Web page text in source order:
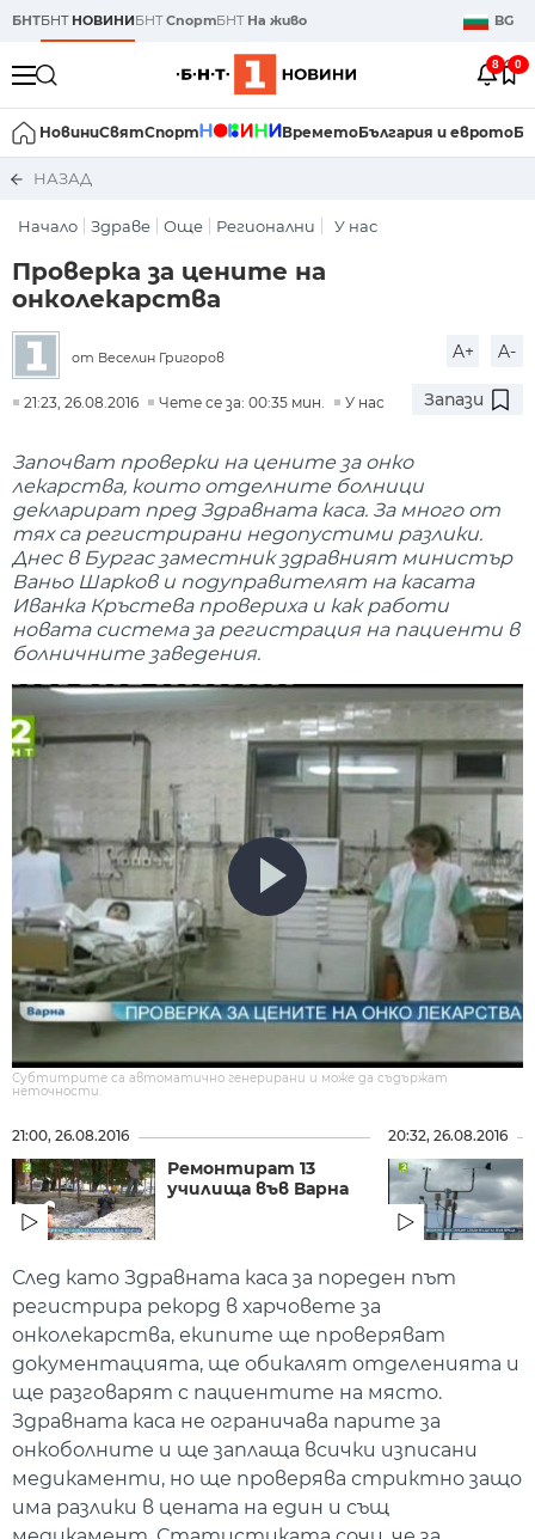
БНТБНТ НОВИНИБНТСпортБНТ На живо BG
8 0
НовиниСвятСпорт ВреметоБългария и еврото
НАЗАД
Начало Здраве Още Регионални У нас
Проверка за цените на
онколекарства
от Веселин Григоров A+ A-
21:23, 26.08.2016 Чете се за: 00:35 мин. У нас Запази
Започват проверки на цените за онко
лекарства, които отделните болници
декларират пред Здравната каса. За много от
тях са регистрирани недопустими разлики.
Днес в Бургас заместник здравният министър
Ваньо Шарков и подуправителят на касата
Иванка Кръстева провериха и как работи
новата система за регистрация на пациенти в
болничните заведения.
Субтитрите са автоматично генерирани и може да съдържат
неточности.
21:00, 26.08.2016
Ремонтират 13
училища във Варна
20:32, 26.08.2016
След като Здравната каса за пореден път
регистрира рекорд в харчовете за
онколекарства, екипите ще проверяват
документацията, ще обикалят отделенията и
ще разговарят с пациентите на място.
Здравната каса не ограничава парите за
онкоболните и ще заплаща всички изписани
медикаменти, но ще проверява стриктно защо
има разлики в цената на един и същ